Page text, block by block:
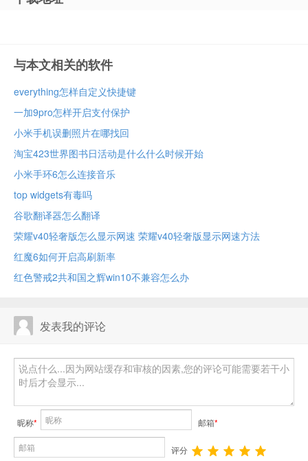
与本文相关的软件
everything怎样自定义快捷键
一加9pro怎样开启支付保护
小米手机误删照片在哪找回
淘宝423世界图书日活动是什么什么时候开始
小米手环6怎么连接音乐
top widgets有毒吗
谷歌翻译器怎么翻译
荣耀v40轻奢版怎么显示网速 荣耀v40轻奢版显示网速方法
红魔6如何开启高刷新率
红色警戒2共和国之辉win10不兼容怎么办
发表我的评论
昵称* 邮箱*
评分